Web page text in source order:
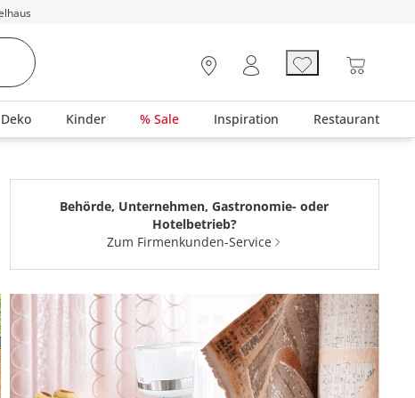
Deko Kinder % Sale Inspiration Restaurant
Behörde, Unternehmen, Gastronomie- oder
Hotelbetrieb?
Zum Firmenkunden-Service